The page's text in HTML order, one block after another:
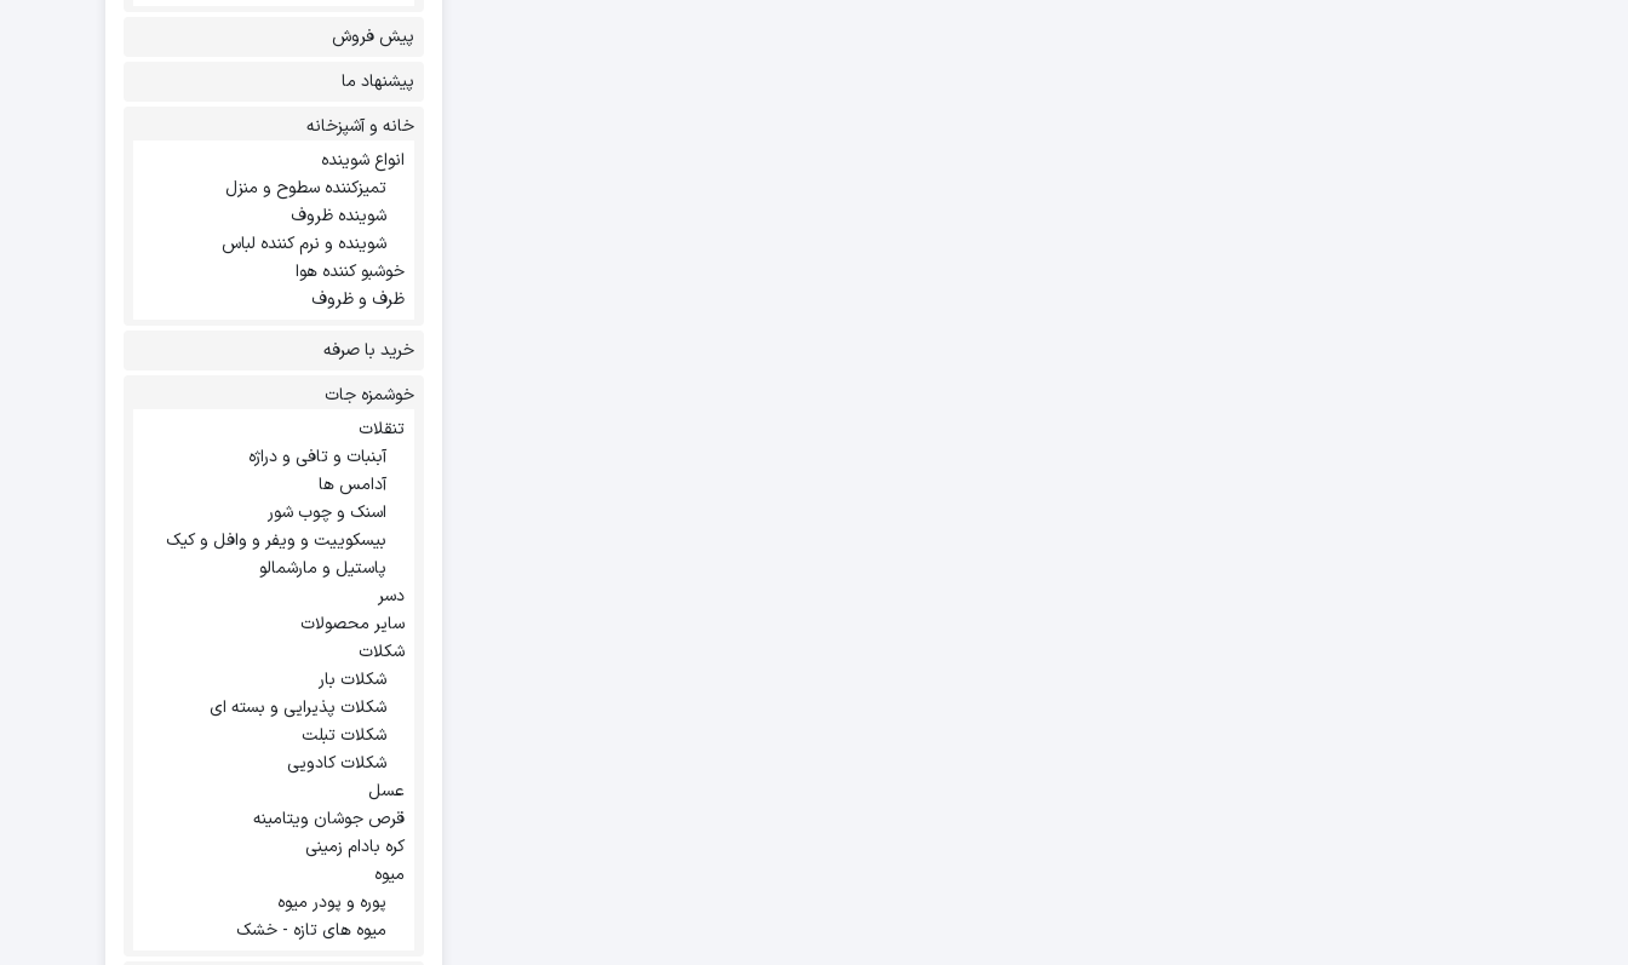
پیش فروش
پیشنهاد ما
خانه و آشپزخانه
انواع شوینده
تمیزکننده سطوح و منزل
شوینده ظروف
شوینده و نرم کننده لباس
خوشبو کننده هوا
ظرف و ظروف
خرید با صرفه
خوشمزه جات
تنقلات
آبنبات و تافی و دراژه
آدامس ها
اسنک و چوب شور
بیسکوییت و ویفر و وافل و کیک
پاستیل و مارشمالو
دسر
سایر محصولات
شکلات
شکلات بار
شکلات پذیرایی و بسته ای
شکلات تبلت
شکلات کادویی
عسل
قرص جوشان ویتامینه
کره بادام زمینی
میوه
پوره و پودر میوه
میوه های تازه - خشک